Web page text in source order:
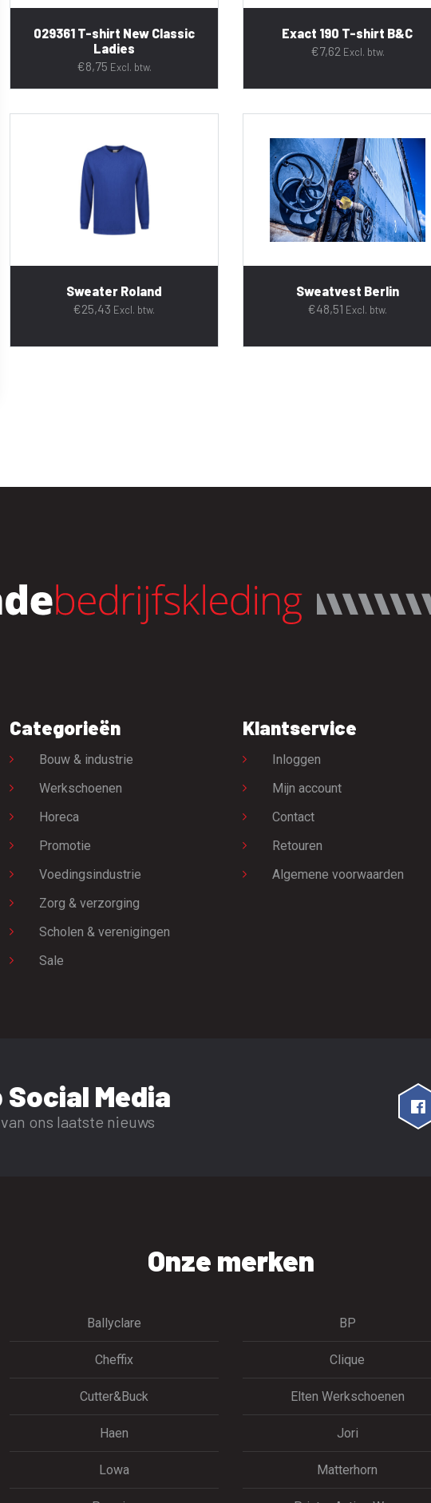
029361 T-shirt New Classic
Ladies
€8,75 Excl. btw.
Exact 190 T-shirt B&C
€7,62 Excl. btw.
Sweater Roland
€25,43 Excl. btw.
Sweatvest Berlin
€48,51 Excl. btw.
Categorieën
Bouw & industrie
Werkschoenen
Horeca
Promotie
Voedingsindustrie
Zorg & verzorging
Scholen & verenigingen
Sale
Klantservice
Inloggen
Mijn account
Contact
Retouren
Algemene voorwaarden
Social Media
ons laatste nieuws
Onze merken
Ballyclare BP
Cheffix Clique
Cutter&Buck Elten Werkschoenen
Haen Jori
Lowa Matterhorn